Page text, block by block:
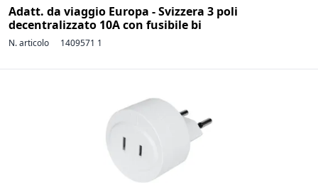
Adatt. da viaggio Europa - Svizzera 3 poli
decentralizzato 10A con fusibile bi
N. articolo 1409571 1